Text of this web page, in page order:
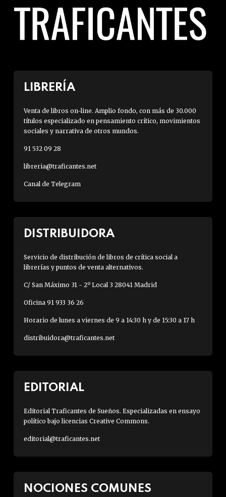
LIBRERÍA
Venta de libros on-line. Amplio fondo, con más de 30.000
títulos especializado en pensamiento crítico, movimientos
sociales y narrativa de otros mundos.
91 532 09 28
libreria@traficantes.net
Canal de Telegram
DISTRIBUIDORA
Servicio de distribución de libros de crítica social a
librerías y puntos de venta alternativos.
C/ San Máximo 31 - 2º Local 3 28041 Madrid
Oficina 91 933 36 26
Horario de lunes a viernes de 9 a 14:30 h y de 15:30 a 17 h
distribuidora@traficantes.net
EDITORIAL
Editorial Traficantes de Sueños. Especializadas en ensayo
político bajo licencias Creative Commons.
editorial@traficantes.net
NOCIONES COMUNES